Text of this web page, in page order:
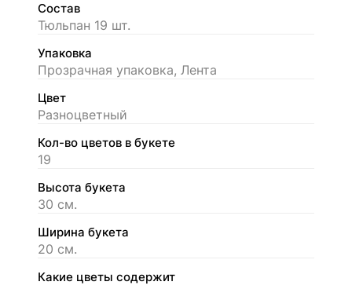
Состав
Тюльпан 19 шт.
Упаковка
Прозрачная упаковка, Лента
Цвет
Разноцветный
Кол-во цветов в букете
19
Высота букета
30 см.
Ширина букета
20 см.
Какие цветы содержит